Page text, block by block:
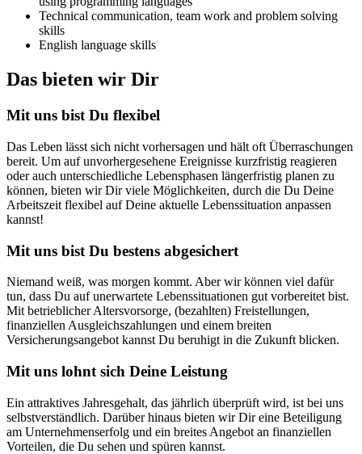
Technical communication, team work and problem solving
skills
English language skills
Das bieten wir Dir
Mit uns bist Du flexibel
Das Leben lässt sich nicht vorhersagen und hält oft Überraschungen
bereit. Um auf unvorhergesehene Ereignisse kurzfristig reagieren
oder auch unterschiedliche Lebensphasen längerfristig planen zu
können, bieten wir Dir viele Möglichkeiten, durch die Du Deine
Arbeitszeit flexibel auf Deine aktuelle Lebenssituation anpassen
kannst!
Mit uns bist Du bestens abgesichert
Niemand weiß, was morgen kommt. Aber wir können viel dafür
tun, dass Du auf unerwartete Lebenssituationen gut vorbereitet bist.
Mit betrieblicher Altersvorsorge, (bezahlten) Freistellungen,
finanziellen Ausgleichszahlungen und einem breiten
Versicherungsangebot kannst Du beruhigt in die Zukunft blicken.
Mit uns lohnt sich Deine Leistung
Ein attraktives Jahresgehalt, das jährlich überprüft wird, ist bei uns
selbstverständlich. Darüber hinaus bieten wir Dir eine Beteiligung
am Unternehmenserfolg und ein breites Angebot an finanziellen
Vorteilen, die Du sehen und spüren kannst.